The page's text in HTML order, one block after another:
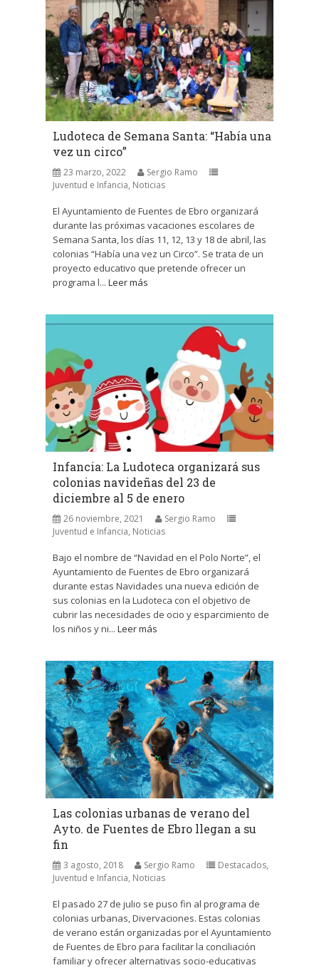
Ludoteca de Semana Santa: “Había una
vez un circo”
23 marzo, 2022
Sergio Ramo
Juventud e Infancia, Noticias
El Ayuntamiento de Fuentes de Ebro organizará
durante las próximas vacaciones escolares de
Semana Santa, los días 11, 12, 13 y 18 de abril, las
colonias “Había una vez un Circo”. Se trata de un
proyecto educativo que pretende ofrecer un
programa l... Leer más
Infancia: La Ludoteca organizará sus
colonias navideñas del 23 de
diciembre al 5 de enero
26 noviembre, 2021
Sergio Ramo
Juventud e Infancia, Noticias
Bajo el nombre de “Navidad en el Polo Norte”, el
Ayuntamiento de Fuentes de Ebro organizará
durante estas Navidades una nueva edición de
sus colonias en la Ludoteca con el objetivo de
cubrir las necesidades de ocio y esparcimiento de
los niños y ni... Leer más
Las colonias urbanas de verano del
Ayto. de Fuentes de Ebro llegan a su
fin
3 agosto, 2018 Sergio Ramo Destacados,
Juventud e Infancia, Noticias
El pasado 27 de julio se puso fin al programa de
colonias urbanas, Divervaciones. Estas colonias
de verano están organizadas por el Ayuntamiento
de Fuentes de Ebro para facilitar la conciliación
familiar y ofrecer alternativas socio-educativas